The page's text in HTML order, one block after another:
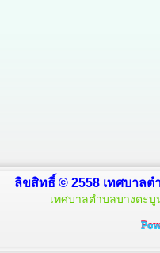
ลิขสิทธิ์ © 2558 เทศบาลต
เทศบาลตำบลบางตะบู